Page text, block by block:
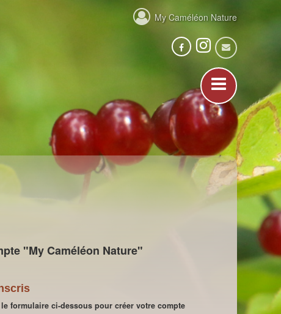
My Caméléon Nature
"My Caméléon Nature"
formulaire ci-dessous pour créer votre compte